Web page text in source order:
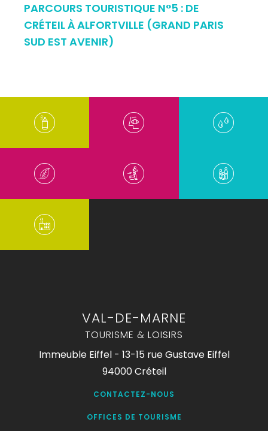
PARCOURS TOURISTIQUE N°5 : DE
CRÉTEIL À ALFORTVILLE (GRAND PARIS
SUD EST AVENIR)
VAL-DE-MARNE
TOURISME & LOISIRS
Immeuble Eiffel - 13-15 rue Gustave Eiffel
94000 Créteil
CONTACTEZ-NOUS
OFFICES DE TOURISME